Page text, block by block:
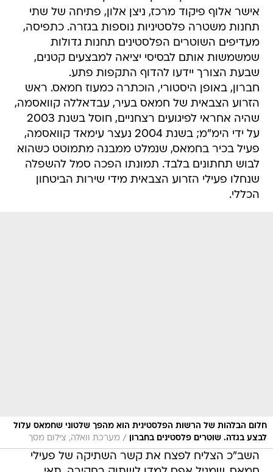
אישר אלוף פיקוד מרכז, ניצן אלון, פתיחה של שתי
תחנות משטרה פלסטיניות נוספות בגזרה. כתפיסה,
מעדיפים השוטרים הפלסטינים תחנות גדולות
שמשמשות אותם לבסיסי יציאה למבצעים קטנים,
שבעת הצורך יידעו להדוף התקפות פתע.
חברון, באופן היסטורי, הוכתרה כמעוז חמאס. ראש
הזרוע הצבאית של חמאס בעיר, עבדאללה קוואסמה,
שהיה אחראי לפיגועים רצחניים, חוסל בשנת 2003
על ידי הימ"מ; בשנת 2004 נעצר עימאד קוואסמה,
פעיל בכיר בחמאס, שנמלט ממבנה מתמוטט כשהוא
לבוש תחתונים בלבד. תמונתו הפכה סמל להשפלה
שנחלו פעילי הזרוע הצבאית מידי שירות הביטחון
הכללי.
חלום הבלהות של הרשות הפלסטינית הוא מהפך שלטוני שחמאס עלול
לבצע בגדה. שוטרים פלסטינים בחברון
/ מערכת וואלה, צילום מסך
השב"כ הצליח לפצח את קשר השתיקה של פעילי